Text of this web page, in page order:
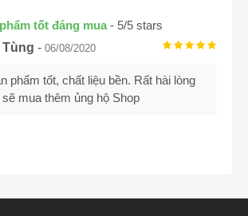
tốt đáng mua- 5/5 stars
Tùng - 06/08/2020
phẩm tốt, chất liệu bền. Rất hài lòng
mua thêm ủng hộ Shop